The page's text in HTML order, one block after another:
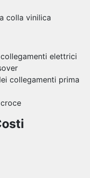
colla vinilica
elettrici
collegamenti prima